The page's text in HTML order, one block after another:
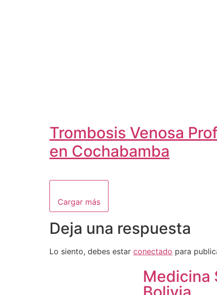
Trombosis Venosa
en Cochabamba
Cargar más
Deja una respuesta
Lo siento, debes estar conectado para
Medicina